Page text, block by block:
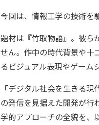
今回は、情報工学の技術を
題材は『竹取物語』。彼ら
せん。作中の時代背景や十
るビジュアル表現やゲーム
「デジタル社会を生きる
の発信を見据えた開発が行
学的アプローチの全貌を、